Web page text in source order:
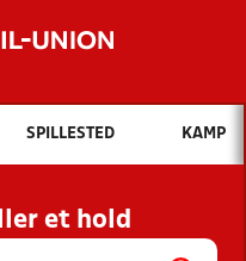
Hvad vil du søge efter?
OG NYHEDER
KLUBBER OG
SPILLESTED KAMP
et hold